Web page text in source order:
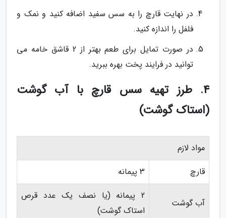
در نهایت قارچ را به سس سفید اضافه کنید و نمک و
فلفل را اندازه کنید.
در صورت تمایل برای طعم بهتر از 2 قاشق خامه می
توانید در فرایند پخت بهره ببرید.
4. طرز تهیه سس قارچ با آب گوشت
(استاک گوشت)
مواد لازم
قارچ
3 پیمانه
آب گوشت
2 پیمانه (یا نصف یک عدد قرص
استاک گوشت)